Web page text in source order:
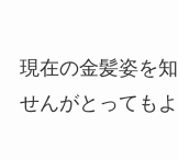
現在の金髪姿を
せんがとっても